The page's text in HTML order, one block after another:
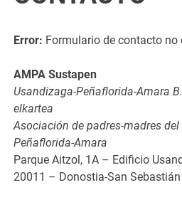
Error: Formulario de contacto no
AMPA Sustapen
Usandizaga-Peñaflorida-Amara
elkartea
Asociación de padres-madres del
Peñaflorida-Amara
Parque Aitzol, 1A – Edificio
20011 – Donostia-San Sebastián